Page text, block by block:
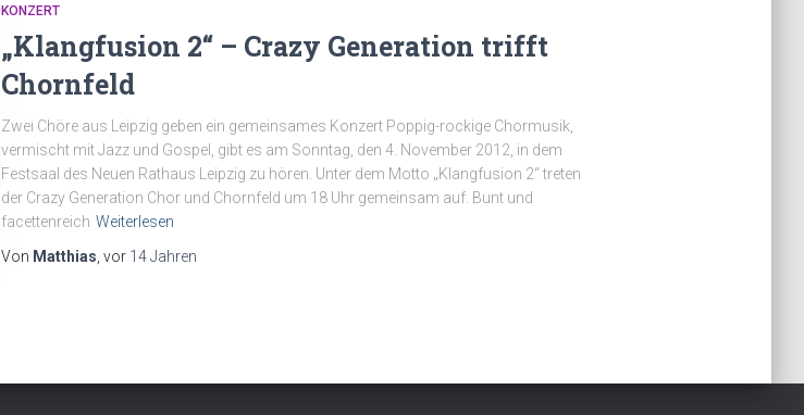
KONZERT
„Klangfusion 2“ – Crazy Generation trifft
Chornfeld
Zwei Chöre aus Leipzig geben ein gemeinsames Konzert Poppig-rockige Chormusik,
vermischt mit Jazz und Gospel, gibt es am Sonntag, den 4. November 2012, in dem
Festsaal des Neuen Rathaus Leipzig zu hören. Unter dem Motto „Klangfusion 2“ treten
der Crazy Generation Chor und Chornfeld um 18 Uhr gemeinsam auf. Bunt und
facettenreich Weiterlesen
Von Matthias , vor 14 Jahren